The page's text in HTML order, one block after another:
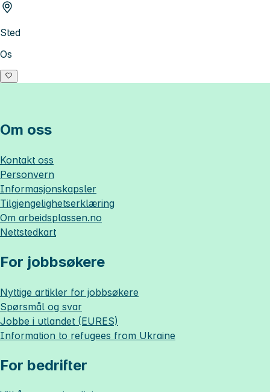
Sted
Os
Om oss
Kontakt oss
Personvern
Informasjonskapsler
Tilgjengelighetserklæring
Om arbeidsplassen.no
Nettstedkart
For jobbsøkere
Nyttige artikler for jobbsøkere
Spørsmål og svar
Jobbe i utlandet (EURES)
Information to refugees from Ukraine
For bedrifter